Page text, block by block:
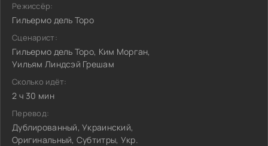
Режиссёр:
Гильермо дель Торо
Сценарист:
Гильермо дель Торо, Ким Морган,
Уильям Линдсэй Грешам
Сколько идёт:
2 ч 30 мин
Перевод:
Дублированный, Украинский,
Оригинальный, Субтитры, Укр.